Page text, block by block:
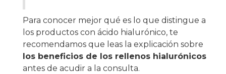
Para conocer mejor qué es lo que distingue a
los productos con ácido hialurónico, te
recomendamos que leas la explicación sobre
los beneficios de los rellenos hialurónicos
antes de acudir a la consulta.